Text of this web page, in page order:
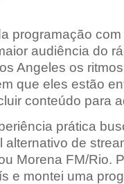
programação
audiência do
Angeles os
que eles estão
conteúdo para
prática
de
Morena FM/Rio.
e montei uma